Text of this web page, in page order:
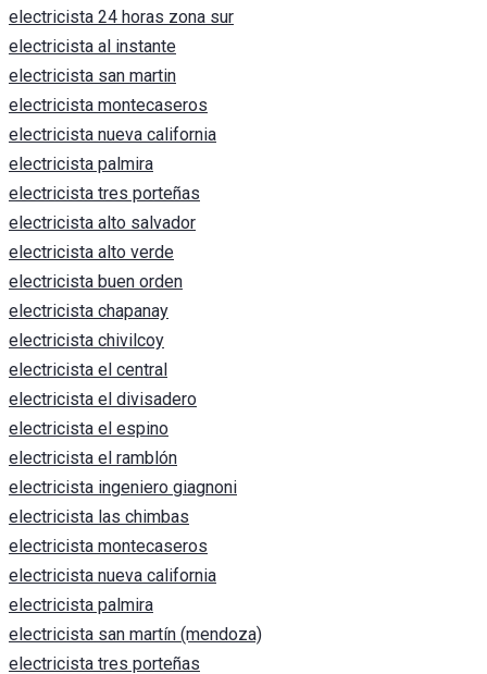
electricista 24 horas zona sur
electricista al instante
electricista san martin
electricista montecaseros
electricista nueva california
electricista palmira
electricista tres porteñas
electricista alto salvador
electricista alto verde
electricista buen orden
electricista chapanay
electricista chivilcoy
electricista el central
electricista el divisadero
electricista el espino
electricista el ramblón
electricista ingeniero giagnoni
electricista las chimbas
electricista montecaseros
electricista nueva california
electricista palmira
electricista san martín (mendoza)
electricista tres porteñas